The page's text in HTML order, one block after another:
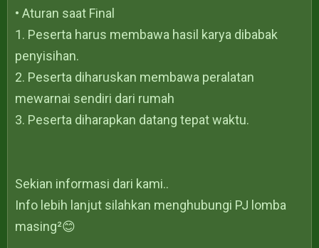
• Aturan saat Final
1. Peserta harus membawa hasil karya dibabak
penyisihan.
2. Peserta diharuskan membawa peralatan
mewarnai sendiri dari rumah
3. Peserta diharapkan datang tepat waktu.
Sekian informasi dari kami..
Info lebih lanjut silahkan menghubungi PJ lomba
masing²😊